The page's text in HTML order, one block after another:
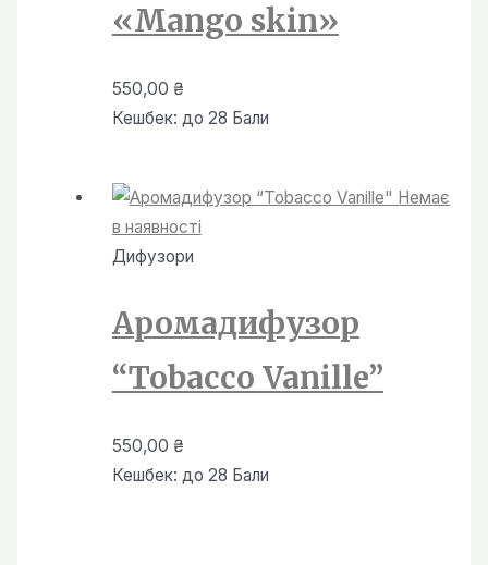
«Mango skin»
550,00 ₴
Кешбек: до 28 Бали
Немає
в наявності
Дифузори
Аромадифузор
“Tobacco Vanille”
550,00 ₴
Кешбек: до 28 Бали